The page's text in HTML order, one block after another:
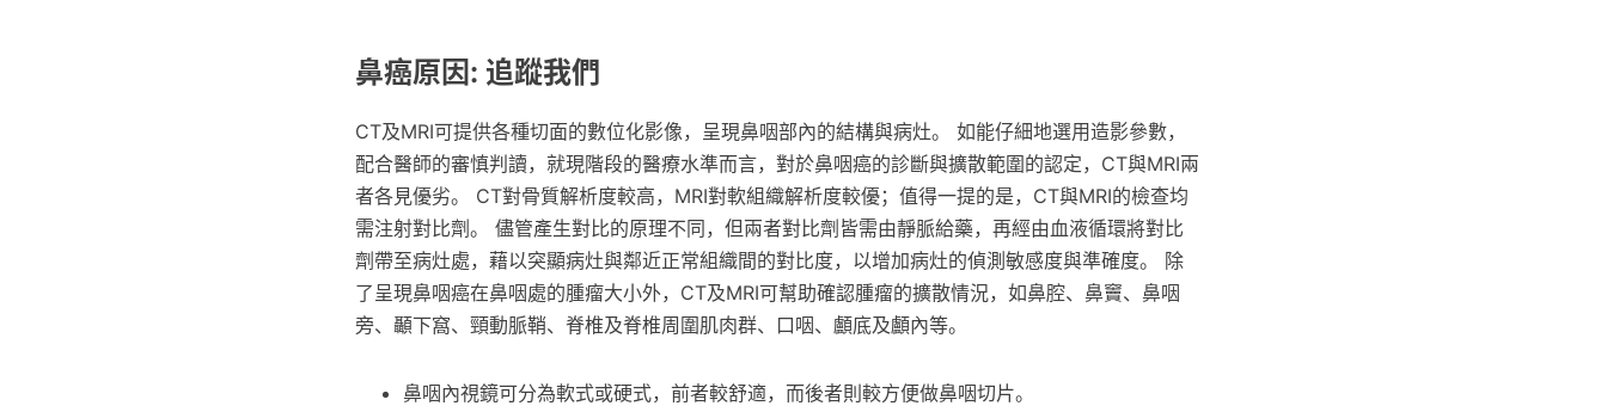
鼻癌原因: 追蹤我們
CT及MRI可提供各種切面的數位化影像，呈現鼻咽部內的結構與病灶。 如能仔細地選用造影參數，
配合醫師的審慎判讀，就現階段的醫療水準而言，對於鼻咽癌的診斷與擴散範圍的認定，CT與MRI兩
者各見優劣。 CT對骨質解析度較高，MRI對軟組織解析度較優；值得一提的是，CT與MRI的檢查均
需注射對比劑。 儘管產生對比的原理不同，但兩者對比劑皆需由靜脈給藥，再經由血液循環將對比
劑帶至病灶處，藉以突顯病灶與鄰近正常組織間的對比度，以增加病灶的偵測敏感度與準確度。 除
了呈現鼻咽癌在鼻咽處的腫瘤大小外，CT及MRI可幫助確認腫瘤的擴散情況，如鼻腔、鼻竇、鼻咽
旁、顳下窩、頸動脈鞘、脊椎及脊椎周圍肌肉群、口咽、顱底及顱內等。
鼻咽內視鏡可分為軟式或硬式，前者較舒適，而後者則較方便做鼻咽切片。